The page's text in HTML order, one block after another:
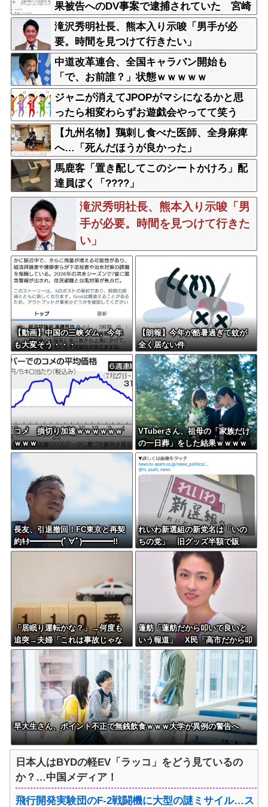
果被告へのDV事案で逮捕されていた 宮崎
は全身打撲、頭部裂傷及び打撲、頸部損傷
の怪我
滝沢秀明社長、熊本入り示唆「男手が必
要。時間を見つけて行きたい」
中道改革連合、全国キャラバン開始も
「で、お前誰？」状態ｗｗｗｗｗ
ジャニが消えてJPOPがマシになるかと思
ったら相変わらずお遊戯会やってて笑う
【九州名物】鶏刺し食べた医師、全身麻痺
へ…「死んだほうが良かった」
馬鹿客「置き配してこのシートかけろ」配
達員ぼく「????」
滝沢秀明社長、熊本入り示唆「男
手が必要。時間を見つけて行きた
い」
【動画】中国の三峡ダム、今年
も大変そう・・・
【朗報】今年が酷暑過ぎて蚊が
全く居ない件
コメ 損切り加速ｗｗｗｗｗｗ
ｗｗｗ
VTuberさん、祖母の「家族だけ
の一日葬」をした結果ｗｗｗｗ
ｗｗｗ
長友、引退撤回！FC東京と再契
約ｷﾀ━━━━(ﾟ∀ﾟ)━━━━!!
れいわ新選組の新党名は「いの
ちの党」 旧グッズ半額で販
売 どうなる秘書給与疑惑
「居眠り運転かな？」→何度も
追突→夫婦「これは事故じゃな
い」と気付く…
蓮舫「蓮舫だから叩いて良いと
いう報道」 X民「高市だから叩
いて良いをやってるのがお前だ
ろ」
早大生さん、ポイント不正で無銭飲食ｗｗｗ大学が異例の警告へ
日本人はBYDの軽EV「ラッコ」をどう見ているの
か？…中国メディア！
飛行開発実験団のF-2戦闘機に大型の謎ミサイル…ス